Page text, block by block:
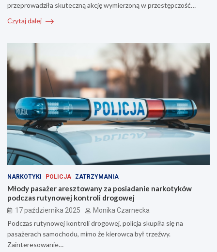
przeprowadziła skuteczną akcję wymierzoną w przestępczość…
Czytaj dalej
NARKOTYKI POLICJA ZATRZYMANIA
Młody pasażer aresztowany za posiadanie narkotyków
podczas rutynowej kontroli drogowej
17 października 2025 Monika Czarnecka
Podczas rutynowej kontroli drogowej, policja skupiła się na
pasażerach samochodu, mimo że kierowca był trzeźwy.
Zainteresowanie…